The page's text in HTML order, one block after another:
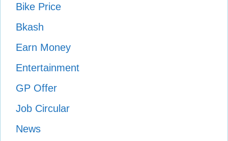
Bike Price
Bkash
Earn Money
Entertainment
GP Offer
Job Circular
News